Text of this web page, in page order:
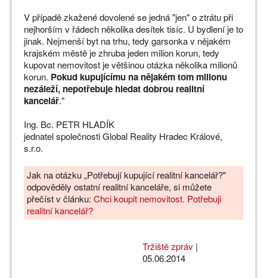
V případě zkažené dovolené se jedná "jen" o ztrátu při
nejhorším v řádech několika desítek tisíc. U bydlení je to
jinak. Nejmenší byt na trhu, tedy garsonka v nějakém
krajském městě je zhruba jeden milion korun, tedy
kupovat nemovitost je většinou otázka několika milionů
korun. Pokud kupujícímu na nějakém tom milionu
nezáleží, nepotřebuje hledat dobrou realitní
kancelář."
Ing. Bc. PETR HLADÍK
jednatel společnosti Global Reality Hradec Králové,
s.r.o.
Jak na otázku „Potřebují kupující realitní kancelář?"
odpověděly ostatní realitní kanceláře, si můžete
přečíst v článku: Chci koupit nemovitost. Potřebuji
realitní kancelář?
Tržiště zpráv |
05.06.2014